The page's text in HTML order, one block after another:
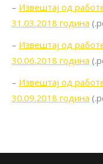
– Извештај од
31.03.2018 година
– Извештај од
30.06.2018 година
– Извештај од
30.09.2018 година